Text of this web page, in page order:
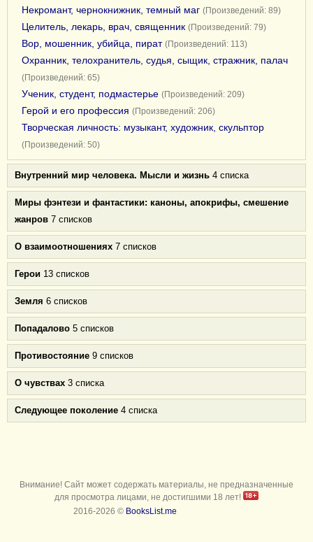
Некромант, чернокнижник, темный маг (Произведений: 89)
Целитель, лекарь, врач, священник (Произведений: 79)
Вор, мошенник, убийца, пират (Произведений: 113)
Охранник, телохранитель, судья, сыщик, стражник, палач
(Произведений: 65)
Ученик, студент, подмастерье (Произведений: 209)
Герой и его профессия (Произведений: 206)
Творческая личность: музыкант, художник, скульптор
(Произведений: 50)
Внутренний мир человека. Мысли и жизнь 4 списка
Миры фэнтези и фантастики: каноны, апокрифы, смешение
жанров 7 списков
О взаимоотношениях 7 списков
Герои 13 списков
Земля 6 списков
Попадалово 5 списков
Противостояние 9 списков
О чувствах 3 списка
Следующее поколение 4 списка
Внимание! Сайт может содержать материалы, не предназначенные
для просмотра лицами, не достигшими 18 лет!
2016-2026 © BooksList.me